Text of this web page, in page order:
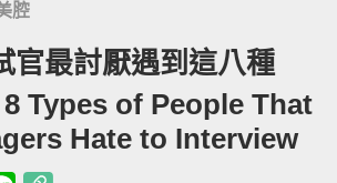
腔
官最討厭遇到這八種
Types of People That
Hate to Interview